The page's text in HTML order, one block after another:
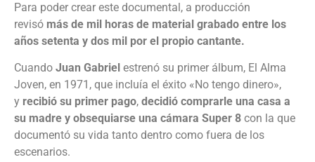
Para poder crear este documental, a producción
revisó más de mil horas de material grabado entre los
años setenta y dos mil por el propio cantante.
Cuando Juan Gabriel estrenó su primer álbum, El Alma
Joven, en 1971, que incluía el éxito «No tengo dinero»,
y recibió su primer pago, decidió comprarle una casa a
su madre y obsequiarse una cámara Super 8 con la que
documentó su vida tanto dentro como fuera de los
escenarios.